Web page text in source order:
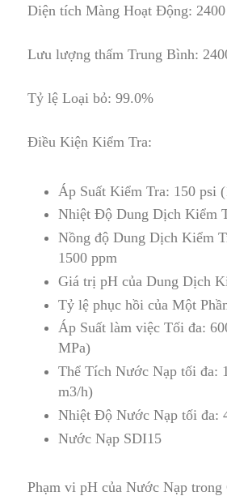
Diện tích Màng Hoạt Động:
Lưu lượng thấm Trung Bình:
Tỷ lệ Loại bỏ: 99.0%
Điều Kiện Kiểm Tra:
Áp Suất Kiểm Tra: 150 psi
Nhiệt Độ Dung Dịch Kiểm
Nồng độ Dung Dịch Kiểm
1500 ppm
Giá trị pH của Dung Dịch
Tỷ lệ phục hồi của Một
Áp Suất làm việc Tối đa:
MPa)
Thể Tích Nước Nạp tối đa:
m3/h)
Nhiệt Độ Nước Nạp tối đa:
Nước Nạp SDI15
Phạm vi pH của Nước Nạp